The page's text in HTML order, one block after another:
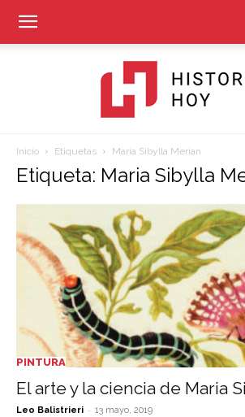
Historia
Hoy
Inicio Etiquetas Maria Sibylla Merian
Etiqueta: Maria Sibylla
PINTURA
El arte y la ciencia de Maria
Leo Balistrieri - 13 mayo, 2019